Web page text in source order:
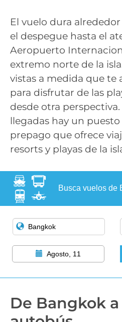
El vuelo dura alrededor
el despegue hasta el
Aeropuerto
extremo norte de la
vistas a medida que te
para disfrutar de las
desde otra
llegadas hay un
prepago que ofrece
resorts y playas de la
Busca vuelos de
Agosto, 11
De Bangkok